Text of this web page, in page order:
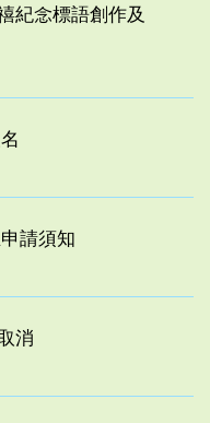
紀念標語創作及
請須知
消